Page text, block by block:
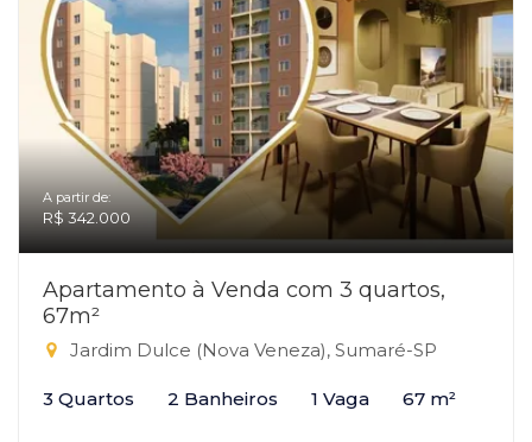
A partir de:
R$ 342.000
Apartamento à Venda com 3 quartos,
67m²
Jardim Dulce (Nova Veneza), Sumaré-SP
3 Quartos 2 Banheiros 1 Vaga 67 m²